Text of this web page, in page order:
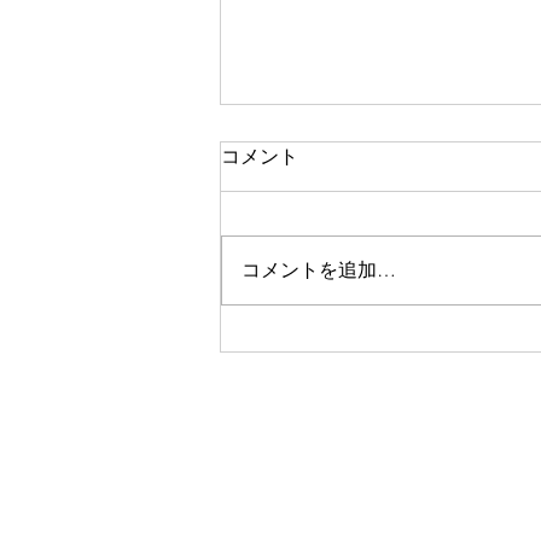
８月エコー検査予定日
コメント
コメントを追加…